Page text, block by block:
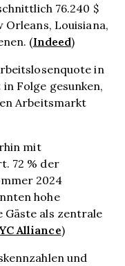
76.240 $
Orleans, Louisiana,
(Indeed)
in
Folge gesunken,
Arbeitsmarkt
mit
72 % der
2024
hohe
Gäste als zentrale
Alliance)
und